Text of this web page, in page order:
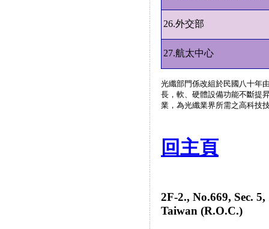
26.外交部
27.航太中心
光纖部門係改組於民國八十年
長，軟、硬體設備功能不斷提
業，為光纖業界所需之高科技
回主頁
2F-2., No.669, Sec.
Taiwan (R.O.C.)